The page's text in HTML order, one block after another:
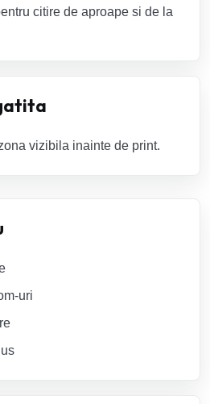
citire de aproape si de la
vizibila inainte de print.
uri